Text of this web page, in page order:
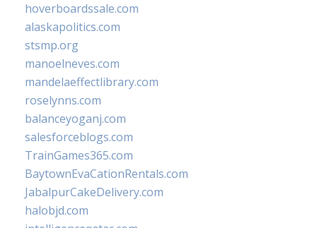
hoverboardssale.com
alaskapolitics.com
stsmp.org
manoelneves.com
mandelaeffectlibrary.com
roselynns.com
balanceyoganj.com
salesforceblogs.com
TrainGames365.com
BaytownEvaCationRentals.com
JabalpurCakeDelivery.com
halobjd.com